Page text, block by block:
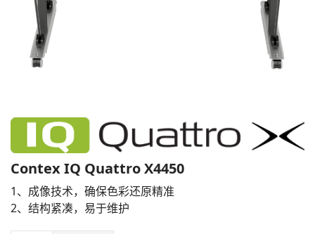
Contex IQ Quattro X4450
1、成像技术，确保色彩还原精准
2、结构紧凑，易于维护